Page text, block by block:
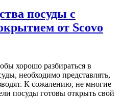
посуды с
от Scovo
хорошо разбираться в
необходимо представлять,
К сожалению, не многие
посуды готовы открыть свой